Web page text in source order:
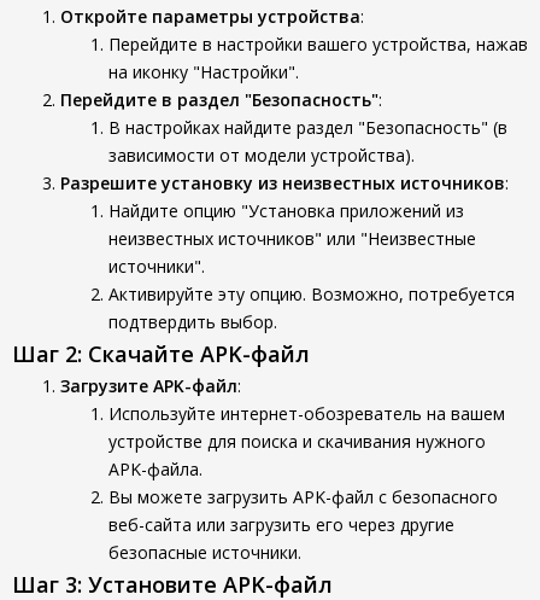
Откройте параметры устройства:
Перейдите в настройки вашего устройства, нажав
на иконку "Настройки".
Перейдите в раздел "Безопасность":
В настройках найдите раздел "Безопасность" (в
зависимости от модели устройства).
Разрешите установку из неизвестных источников:
Найдите опцию "Установка приложений из
неизвестных источников" или "Неизвестные
источники".
Активируйте эту опцию. Возможно, потребуется
подтвердить выбор.
Шаг 2: Скачайте APK-файл
Загрузите APK-файл:
Используйте интернет-обозреватель на вашем
устройстве для поиска и скачивания нужного
APK-файла.
Вы можете загрузить APK-файл с безопасного
веб-сайта или загрузить его через другие
безопасные источники.
Шаг 3: Установите APK-файл